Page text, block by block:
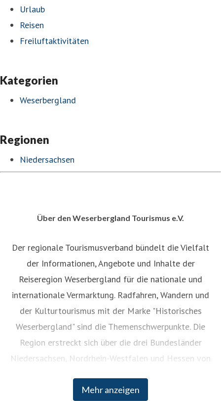
Urlaub
Reisen
Freiluftaktivitäten
Kategorien
Weserbergland
Regionen
Niedersachsen
Über den Weserbergland Tourismus e.V.
Der regionale Tourismusverband bündelt die Vielfalt
der Informationen, Angebote und Inhalte der
Reiseregion Weserbergland für die nationale und
internationale Vermarktung. Radfahren, Wandern und
der Kulturtourismus mit der Marke "Historisches
Weserbergland" sind die Themenschwerpunkte. Die
Region erstreckt sich über die drei Bundesländer
Niedersachsen, Nordrhein-Westfalen und Hessen von
Norden.
Mehr anzeigen